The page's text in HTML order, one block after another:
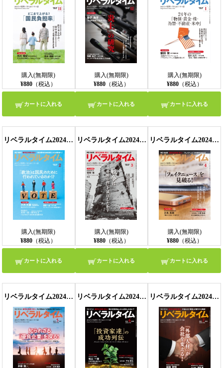
購入(無期限)
¥880 （税込）
カートに入れる
購入(無期限)
¥880（税込）
カートに入れる
購入(無期限)
¥880（税込）
カートに入れる
リベラルタイム2024年2月号
購入(無期限)
¥880 （税込）
カートに入れる
リベラルタイム2024年3月号
購入(無期限)
¥880（税込）
カートに入れる
リベラルタイム2024年4月号
購入(無期限)
¥880（税込）
カートに入れる
リベラルタイム2024年5月号 リベラルタイム2024年6月号 リベラルタイム2024年7月号